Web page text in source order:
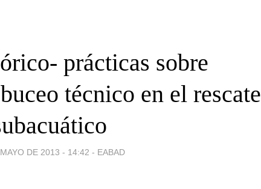
prácticas sobre
técnico en el rescate
DE 2013 - 14:42 - EABAD